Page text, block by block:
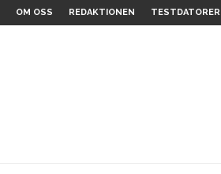
OM OSS REDAKTIONEN TESTDATORER